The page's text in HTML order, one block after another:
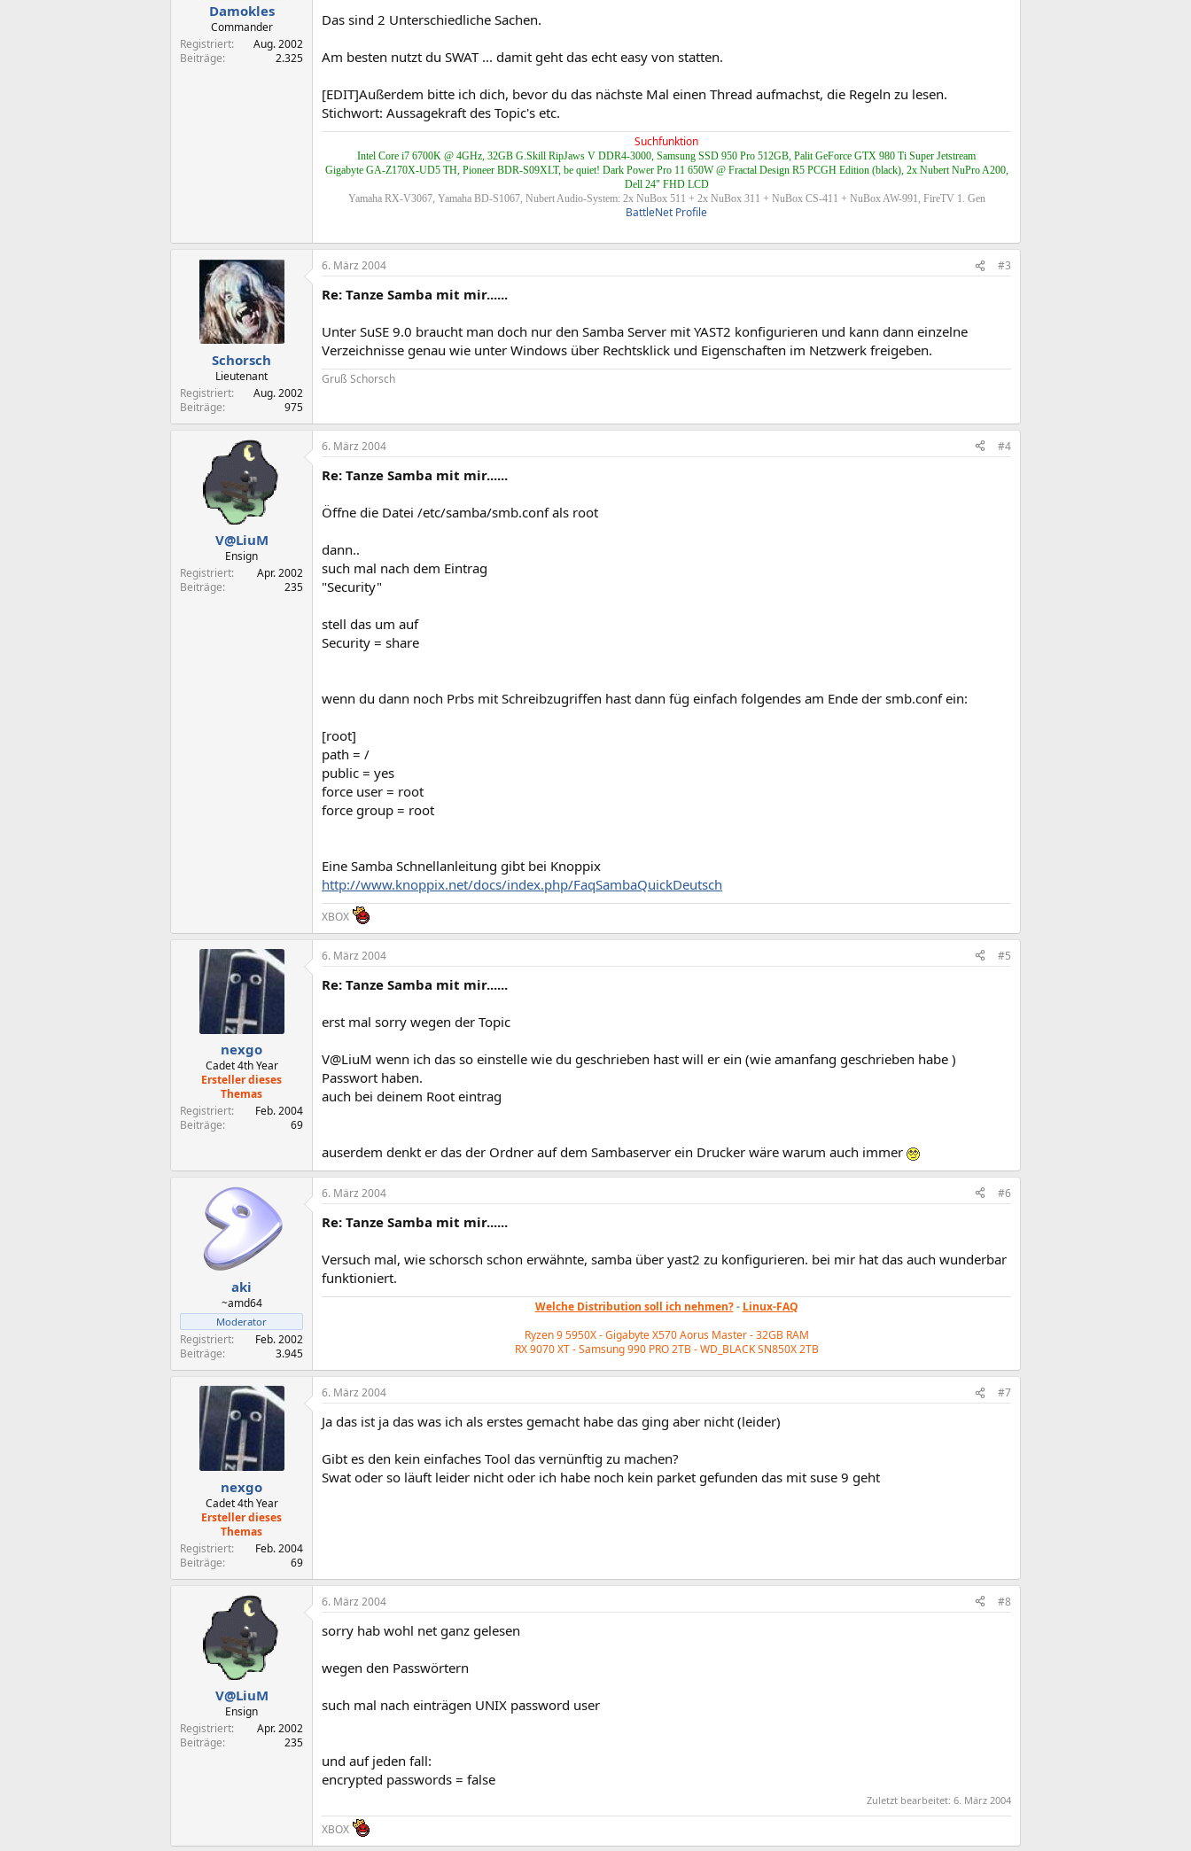
Damokles
Commander
Registriert
Aug. 2002
Beiträge
2.325
Das sind 2 Unterschiedliche Sachen.
Am besten nutzt du SWAT ... damit geht das echt easy von statten.
[EDIT]Außerdem bitte ich dich, bevor du das nächste Mal einen Thread aufmachst, die Regeln zu lesen.
Stichwort: Aussagekraft des Topic's etc.
Suchfunktion
Intel Core i7 6700K @ 4GHz, 32GB G.Skill RipJaws V DDR4-3000, Samsung SSD 950 Pro 512GB, Palit GeForce GTX 980 Ti Super Jetstream
Gigabyte GA-Z170X-UD5 TH, Pioneer BDR-S09XLT, be quiet! Dark Power Pro 11 650W @ Fractal Design R5 PCGH Edition (black), 2x Nubert NuPro A200,
Dell 24" FHD LCD
Yamaha RX-V3067, Yamaha BD-S1067, Nubert Audio-System: 2x NuBox 511 + 2x NuBox 311 + NuBox CS-411 + NuBox AW-991, FireTV 1. Gen
BattleNet Profile
Schorsch
Lieutenant
Registriert
Aug. 2002
Beiträge
975
6. März 2004 #3
Re: Tanze Samba mit mir......
Unter SuSE 9.0 braucht man doch nur den Samba Server mit YAST2 konfigurieren und kann dann einzelne
Verzeichnisse genau wie unter Windows über Rechtsklick und Eigenschaften im Netzwerk freigeben.
Gruß Schorsch
V@LiuM
Ensign
Registriert
Apr. 2002
Beiträge
235
6. März 2004 #4
Re: Tanze Samba mit mir......
Öffne die Datei /etc/samba/smb.conf als root
dann..
such mal nach dem Eintrag
"Security"
stell das um auf
Security = share
wenn du dann noch Prbs mit Schreibzugriffen hast dann füg einfach folgendes am Ende der smb.conf ein:
[root]
path = /
public = yes
force user = root
force group = root
Eine Samba Schnellanleitung gibt bei Knoppix
http://www.knoppix.net/docs/index.php/FaqSambaQuickDeutsch
XBOX
nexgo
Cadet 4th Year
Ersteller dieses
Themas
Registriert
Feb. 2004
Beiträge
69
6. März 2004 #5
Re: Tanze Samba mit mir......
erst mal sorry wegen der Topic
V@LiuM wenn ich das so einstelle wie du geschrieben hast will er ein (wie amanfang geschrieben habe )
Passwort haben.
auch bei deinem Root eintrag
auserdem denkt er das der Ordner auf dem Sambaserver ein Drucker wäre warum auch immer
aki
~amd64
Moderator
Registriert
Feb. 2002
Beiträge
3.945
6. März 2004 #6
Re: Tanze Samba mit mir......
Versuch mal, wie schorsch schon erwähnte, samba über yast2 zu konfigurieren. bei mir hat das auch wunderbar
funktioniert.
Welche Distribution soll ich nehmen?- Linux-FAQ
Ryzen 9 5950X - Gigabyte X570 Aorus Master - 32GB RAM
RX 9070 XT - Samsung 990 PRO 2TB - WD_BLACKSN850X 2TB
nexgo
Cadet 4th Year
Ersteller dieses
Themas
Registriert
Feb. 2004
Beiträge
69
6. März 2004 #7
Ja das ist ja das was ich als erstes gemacht habe das ging aber nicht (leider)
Gibt es den kein einfaches Tool das vernünftig zu machen?
Swat oder so läuft leider nicht oder ich habe noch kein parket gefunden das mit suse 9 geht
V@LiuM
Ensign
Registriert
Apr. 2002
Beiträge
235
6. März 2004 #8
sorry hab wohl net ganz gelesen
wegen den Passwörtern
such mal nach einträgen UNIX password user
und auf jeden fall:
encrypted passwords = false
Zuletzt bearbeitet: 6. März 2004
XBOX